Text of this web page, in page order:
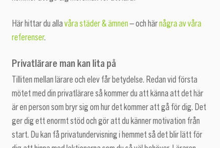
Här hittar du alla våra städer & ämnen – och härnågra av våra
referenser.
Privatlärare man kan lita på
Tilliten mellan lärare och elev får betydelse. Redan vid första
mötet med din privatlärare så kommer du att känna att det här
är en person som bryr sig om hur det kommer att gå för dig. Det
ger dig ett enormt stöd och gör att du känner motivation från
start. Du kan få privatundervisning i hemmet så det blir lätt för